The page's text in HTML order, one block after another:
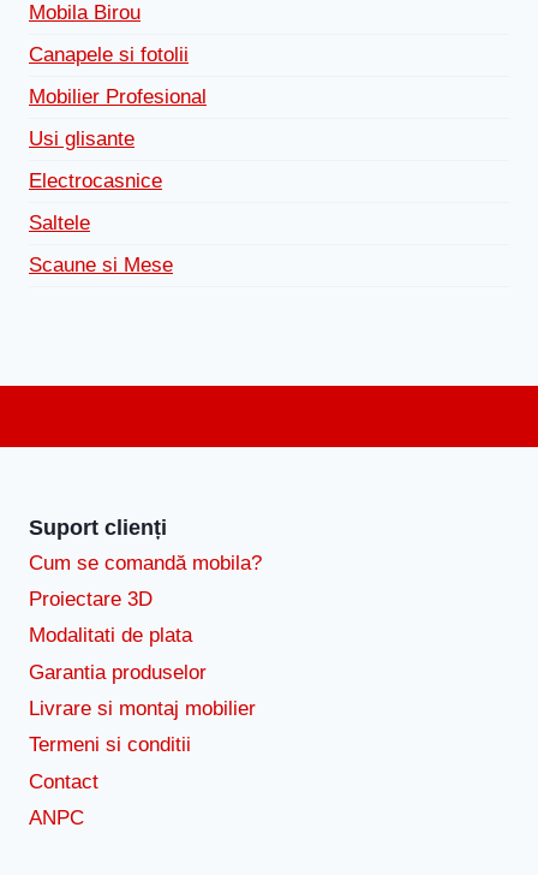
Mobila Birou
Canapele si fotolii
Mobilier Profesional
Usi glisante
Electrocasnice
Saltele
Scaune si Mese
Suport clienți
Cum se comandă mobila?
Proiectare 3D
Modalitati de plata
Garantia produselor
Livrare si montaj mobilier
Termeni si conditii
Contact
ANPC